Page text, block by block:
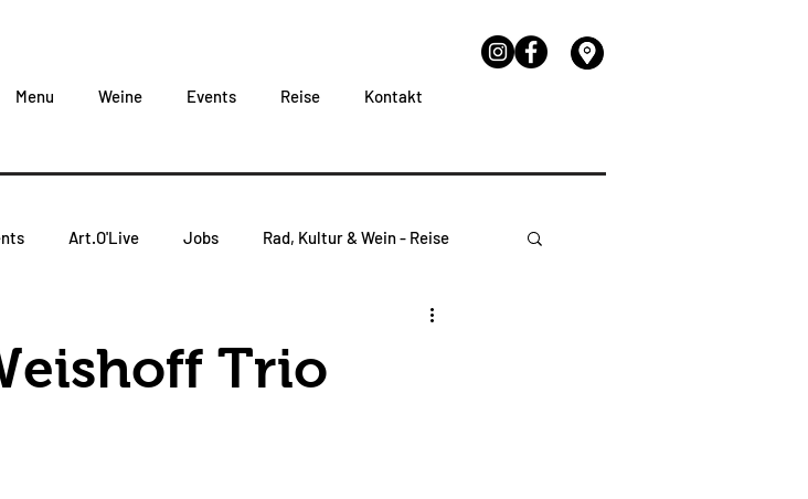
Menu Weine Events Reise Kontakt
Art.O'Live Jobs Rad, Kultur & Wein - Reise
Trio